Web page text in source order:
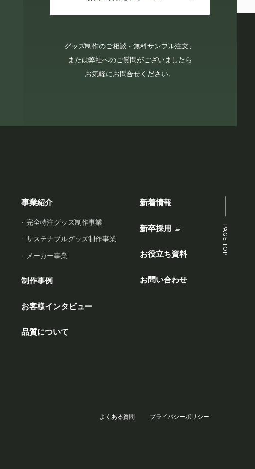
グッズ制作のご相談・無料サンプル注文、
または弊社へのご質問がございましたら
お気軽にお問合せください。
PAGE TOP
事業紹介
完全特注グッズ制作事業
サステナブルグッズ制作事業
メーカー事業
制作事例
お客様インタビュー
品質について
新着情報
新卒採用
お役立ち資料
お問い合わせ
よくある質問 プライバシーポリシー